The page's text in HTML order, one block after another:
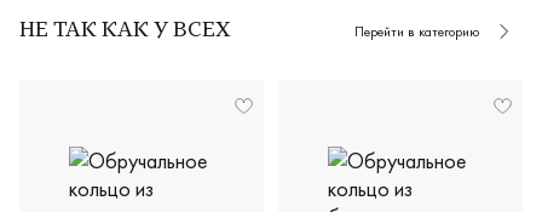
НЕ ТАК КАК У ВСЕХ Перейти в категорию